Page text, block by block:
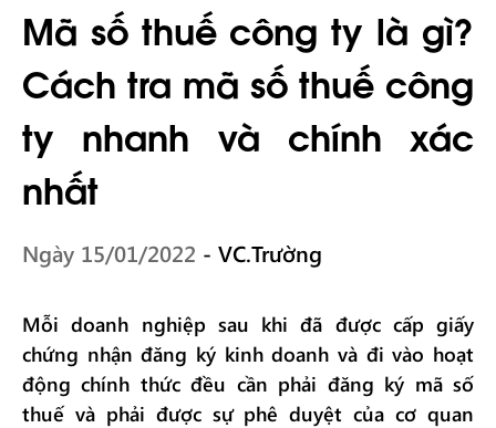
Mã số thuế công ty là gì?
Cách tra mã số thuế công
ty nhanh và chính xác
nhất
Ngày 15/01/2022 - VC.Trường
Mỗi doanh nghiệp sau khi đã được cấp giấy
chứng nhận đăng ký kinh doanh và đi vào hoạt
động chính thức đều cần phải đăng ký mã số
thuế và phải được sự phê duyệt của cơ quan